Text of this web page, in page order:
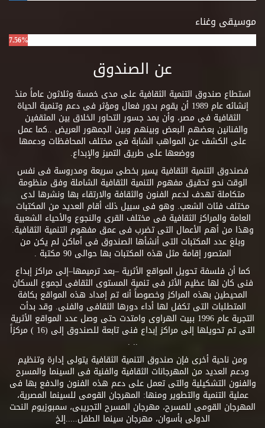
موسيقى وغناء
7.56%
عن الصندوق
استطاع صندوق التنمية الثقافية على مدى خمسة وثلاثون عاماً منذ
إنشائه عام 1989 أن يقوم بدور فعال ومؤثر فى دعم وتنمية الحياة
الثقافية فى مصر، وأن يمد جسور التحاور الخلاق بين المثقفين
والفنانين بعضهم البعض وبينهم وبين الجمهور العريض ..كما عمل
على الكشف عن المواهب الشابة فى مختلف المحافظات ودعمها
ووضعها على طريق التميز والإبداع.
فصندوق التنمية الثقافية يسير بخطى سريعة ومدروسة فى نفس
الوقت نحو تحقيق مفهوم التنمية الثقافية الشاملة وفق منظومة
متكاملة تهدف لدعم الفنون والثقافة والارتقاء بها ونشرها لدى
مختلف فئات الشعب. وهو فى سبيل ذلك أقام العديد من المكتبات
العامة والمراكز الثقافية فى مختلف القرى والنجوع والأحياء الشعبية
وهذا من أهم الأعمال التى تضرب فى عمق مفهوم التنمية الثقافية.
وبلغ عدد المكتبات التى أنشأها الصندوق فى أماكن لم يكن من
المتصور إقامة مثل هذه المكتبات بها حوالى 90 مكتبة .
كما أن فلسفة تحويل المواقع الأثرية –بعد ترميمها–إلى مراكز إبداع
فنى كان لها عظيم الأثر فى تنمية المستوى الثقافى لجموع السكان
المحيطين بهذه المراكز وخصوصاً أنه تم إمداد هذه المواقع بكافة
المتطلبات التى تكفل لها أداء دورها الثقافى والفنى. وقد بدأت
التجربة عام 1996 ببيت الهراوى وامتدت حتى وصل عدد المواقع الأثرية
التى تم تحويلها إلى مراكز إبداع فنى تابعة للصندوق إلى (16 ) مركزاً
.. .
ومن ناحية أخرى فإن صندوق التنمية الثقافية يتولى إدارة وتنظيم
ودعم العديد من المهرجانات الثقافية والفنية فى السينما والمسرح
والفنون التشكيلية والتى تعمل على دعم هذه الفنون والدفع بها فى
عملية التنمية والتطوير ومنها: المهرجان القومى للسينما المصرية،
المهرجان القومى للمسرح، مهرجان المسرح التجريبى، سمبوزيوم النحت
الدولى بأسوان، مهرجان سينما الطفل.....إلخ